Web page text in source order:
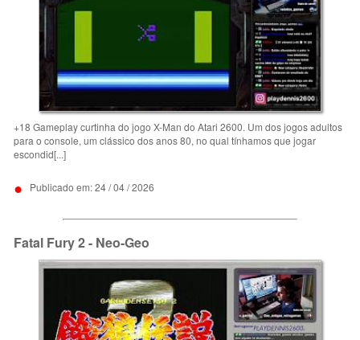
+18 Gameplay curtinha do jogo X-Man do Atari 2600. Um dos jogos adultos
para o console, um clássico dos anos 80, no qual tínhamos que jogar
escondid[...]
• Publicado em: 24 / 04 / 2026
Fatal Fury 2 - Neo-Geo